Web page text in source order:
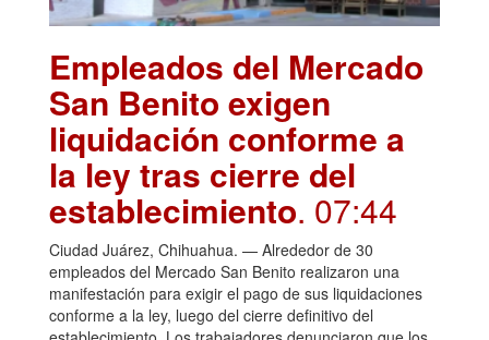
Empleados del Mercado
San Benito exigen
liquidación conforme a
la ley tras cierre del
establecimiento. 07:44
Ciudad Juárez, Chihuahua. — Alrededor de 30
empleados del Mercado San Benito realizaron una
manifestación para exigir el pago de sus liquidaciones
conforme a la ley, luego del cierre definitivo del